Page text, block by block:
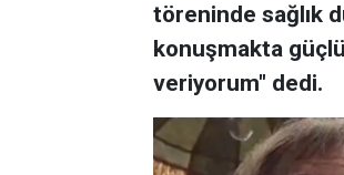
töreninde sağlık
konuşmakta
veriyorum" dedi.